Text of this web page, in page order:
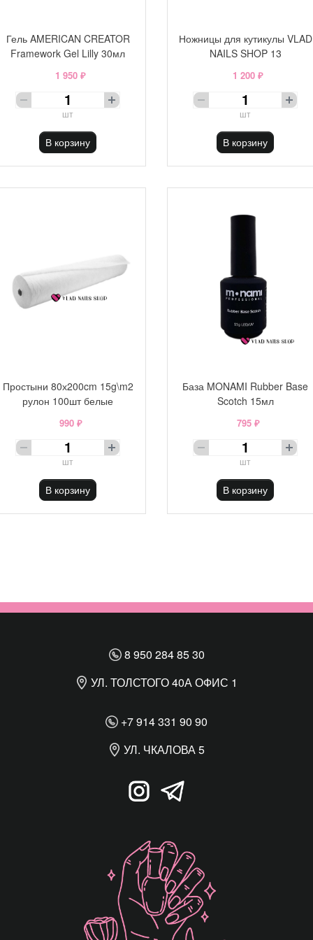
Гель AMERICAN CREATOR
Framework Gel Lilly 30мл
1 950 ₽
шт
В корзину
Ножницы для кутикулы VLAD
NAILS SHOP 13
1 200 ₽
шт
В корзину
Простыни 80х200cm 15g\m2
рулон 100шт белые
990 ₽
шт
В корзину
База MONAMI Rubber Base
Scotch 15мл
795 ₽
шт
В корзину
8 950 284 85 30
УЛ. ТОЛСТОГО 40А ОФИС 1
+7 914 331 90 90
УЛ. ЧКАЛОВА 5